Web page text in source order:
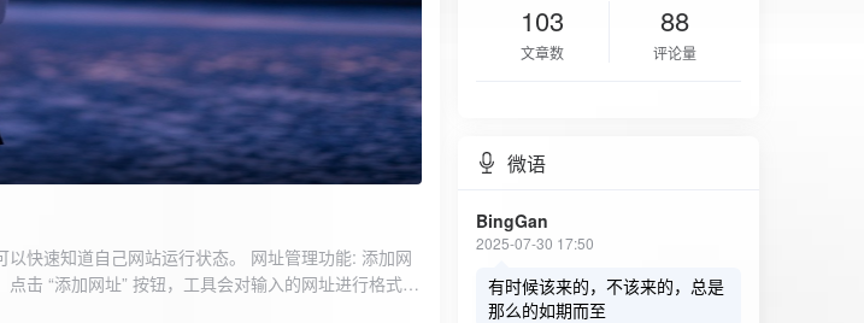
快速知道自己网站运行状态。 网址管理功能: 添加网
击 “添加网址” 按钮，工具会对输入的网址进行格式验
103
文章数
88
评论量
微语
BingGan
2025-07-30 17:50
有时候该来的，不该来的，总是
那么的如期而至